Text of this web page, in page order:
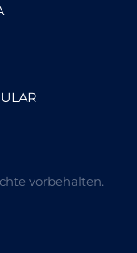
vorbehalten.